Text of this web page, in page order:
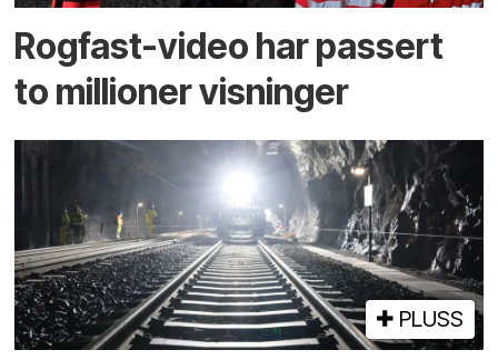
Rogfast-video har passert
to millioner visninger
PLUSS